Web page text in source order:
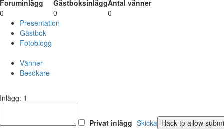
Foruminlägg
GästboksinläggAntal vänner
0
0
0
Presentation
Gästbok
Fotoblogg
Vänner
Besökare
Inlägg: 1
Privat inlägg Skicka